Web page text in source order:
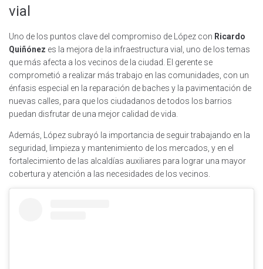
vial
Uno de los puntos clave del compromiso de López con Ricardo
Quiñónez es la mejora de la infraestructura vial, uno de los temas
que más afecta a los vecinos de la ciudad. El gerente se
comprometió a realizar más trabajo en las comunidades, con un
énfasis especial en la reparación de baches y la pavimentación de
nuevas calles, para que los ciudadanos de todos los barrios
puedan disfrutar de una mejor calidad de vida.
Además, López subrayó la importancia de seguir trabajando en la
seguridad, limpieza y mantenimiento de los mercados, y en el
fortalecimiento de las alcaldías auxiliares para lograr una mayor
cobertura y atención a las necesidades de los vecinos.